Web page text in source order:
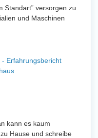
Standart” versorgen zu
und Maschinen
Erfahrungsbericht
kann es kaum
Hause und schreibe